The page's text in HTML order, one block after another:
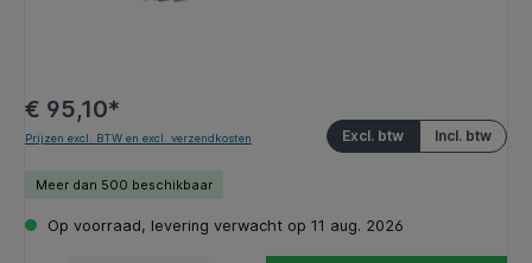
€ 95,10*
Incl. btw
Excl. btw
Prijzen excl. BTW en excl. verzendkosten
Meer dan 500 beschikbaar
Op voorraad, levering verwacht op 11 aug. 2026